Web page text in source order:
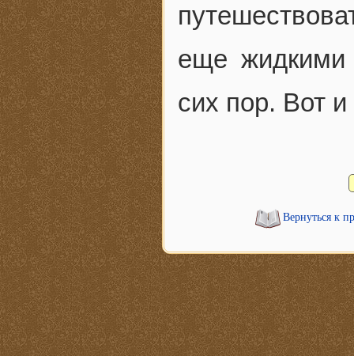
еще жидкими
сих пор. Вот
Вернуться к